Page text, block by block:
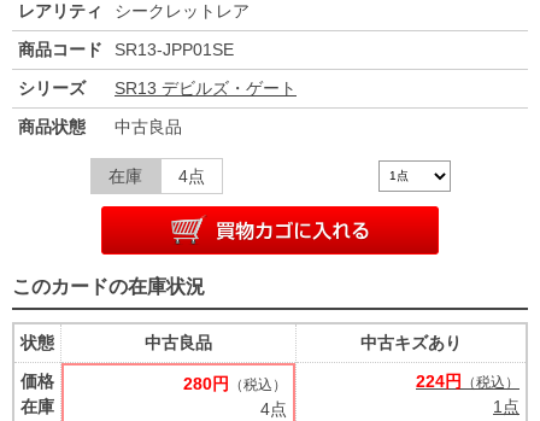
レアリティ
シークレットレア
商品コード
SR13-JPP01SE
シリーズ
SR13 デビルズ・ゲート
商品状態
中古良品
在庫 4点
このカードの在庫状況
状態
価格
在庫
中古良品
280円 （税込）
4点
中古キズあり
224円
（税込）
1点